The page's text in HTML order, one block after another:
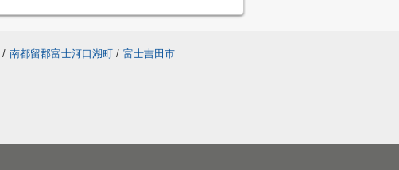
/ 南都留郡富士河口湖町 / 富士吉田市